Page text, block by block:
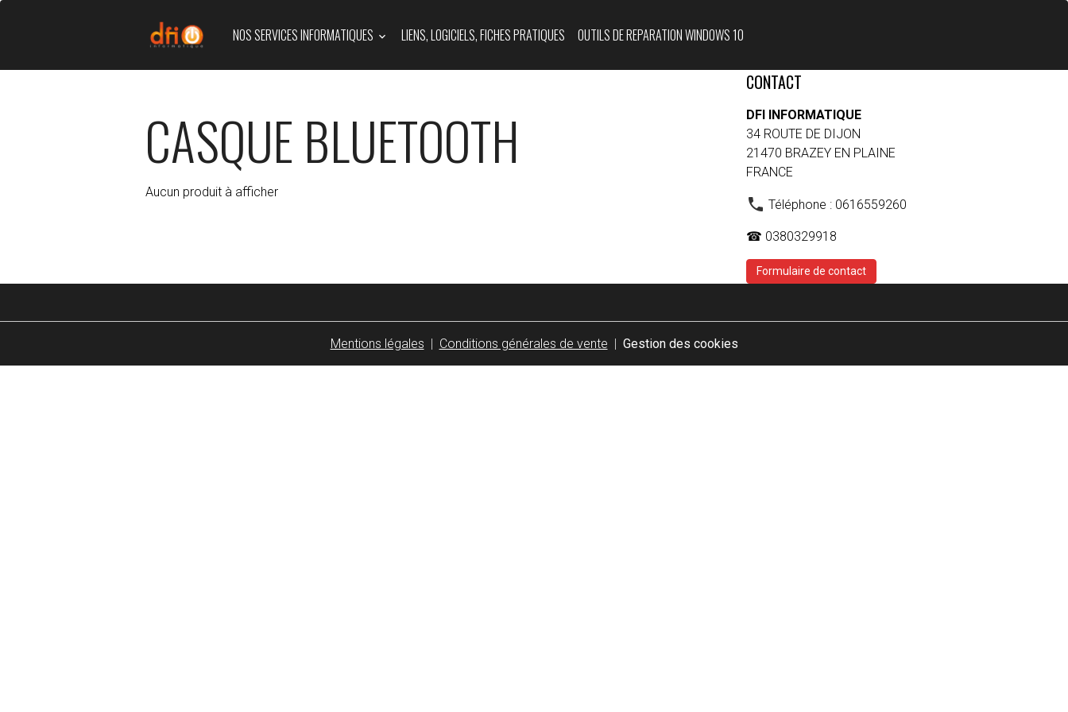
NOS SERVICES INFORMATIQUES LIENS, LOGICIELS, FICHES PRATIQUES OUTILS DE REPARATION WINDOWS 10
CASQUE BLUETOOTH
Aucun produit à afficher
CONTACT
DFI INFORMATIQUE
34 ROUTE DE DIJON
21470 BRAZEY EN PLAINE
FRANCE
Téléphone : 0616559260
☎ 0380329918
Formulaire de contact
Mentions légales Conditions générales de vente Gestion des cookies